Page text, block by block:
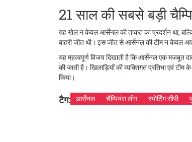
21 साल की सबसे बड़ी
यह खेल न केवल आर्सेनल की ताकत का प्रदर्शन था,
बाहरी जीत थी। इस जीत से आर्सेनल की टीम न केवल
यह महत्वपूर्ण विजय दिखाती है कि आर्सेनल एक मजबूत
की जाती है। खिलाड़ियों की व्यक्तिगत प्रतिभा एवं
किया।
टैग: आर्सेनल चैम्पियंस लीग स्पोर्टिंग सीपी